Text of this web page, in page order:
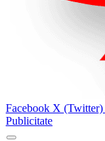
Facebook X (Twitter)
Publicitate